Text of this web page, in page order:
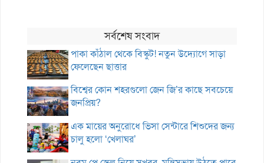
সর্বশেষ সংবাদ
পাকা কাঁঠাল থেকে বিস্কুট! নতুন উদ্যোগে সাড়া
ফেলেছেন ছাত্তার
বিশ্বের কোন শহরগুলো জেন জি’র কাছে সবচেয়ে
জনপ্রিয়?
এক মায়ের অনুরোধে ভিসা সেন্টারে শিশুদের জন্য
চালু হলো ‘খেলাঘর’